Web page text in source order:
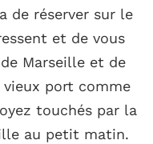
de réserver sur le
et de vous
Marseille et de
vieux port comme
touchés par la
au petit matin.